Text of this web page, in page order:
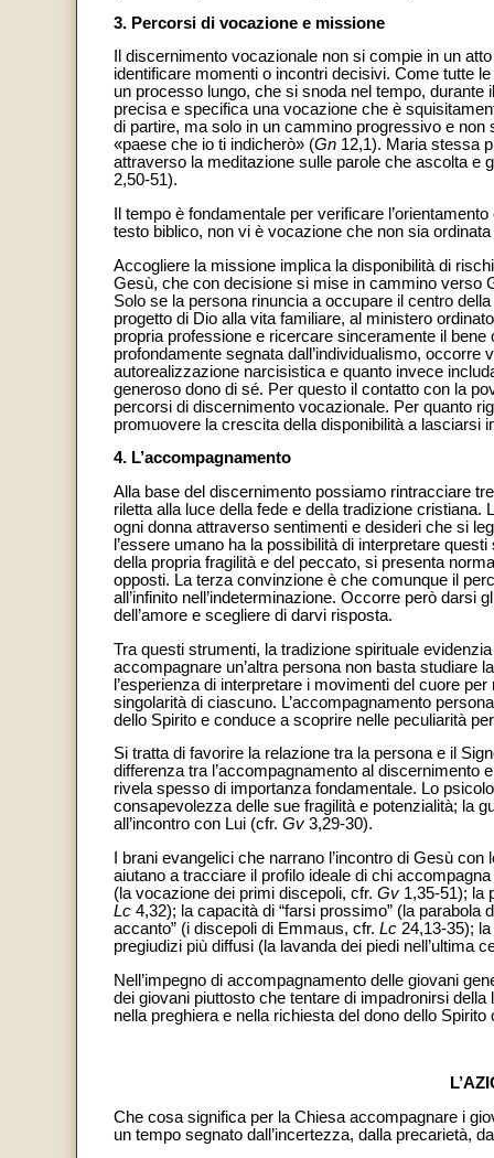
3. Percorsi di vocazione e missione
Il discernimento vocazionale non si compie in un
identificare momenti o incontri decisivi. Come tutte
un processo lungo, che si snoda nel tempo,
precisa e specifica una vocazione che è
di partire, ma solo in un cammino progressivo e
«paese che io ti indicherò» (Gn 12,1). Maria stessa
attraverso la meditazione sulle parole che ascolta e
2,50-51).
Il tempo è fondamentale per verificare
testo biblico, non vi è vocazione che non sia
Accogliere la missione implica la disponibilità di
Gesù, che con decisione si mise in cammino verso
Solo se la persona rinuncia a occupare il centro
progetto di Dio alla vita familiare, al ministero
propria professione e ricercare sinceramente il
profondamente segnata dall’individualismo,
autorealizzazione narcisistica e quanto invece
generoso dono di sé. Per questo il contatto con la
percorsi di discernimento vocazionale. Per quanto
promuovere la crescita della disponibilità a lasciarsi
4. L’accompagnamento
Alla base del discernimento possiamo rintracciare
riletta alla luce della fede e della tradizione
ogni donna attraverso sentimenti e desideri che si
l’essere umano ha la possibilità di interpretare
della propria fragilità e del peccato, si presenta
opposti. La terza convinzione è che comunque il
all’infinito nell’indeterminazione. Occorre però
dell’amore e scegliere di darvi risposta.
Tra questi strumenti, la tradizione spirituale
accompagnare un’altra persona non basta studiare
l’esperienza di interpretare i movimenti del cuore
singolarità di ciascuno. L’accompagnamento
dello Spirito e conduce a scoprire nelle peculiarità
Si tratta di favorire la relazione tra la persona e il
differenza tra l’accompagnamento al
rivela spesso di importanza fondamentale. Lo
consapevolezza delle sue fragilità e potenzialità; la
all’incontro con Lui (cfr. Gv 3,29-30).
I brani evangelici che narrano l’incontro di Gesù
aiutano a tracciare il profilo ideale di chi
(la vocazione dei primi discepoli, cfr. Gv 1,35-51); la
Lc 4,32); la capacità di “farsi prossimo” (la parabola
accanto” (i discepoli di Emmaus, cfr. Lc 24,13-35);
pregiudizi più diffusi (la lavanda dei piedi nell’ultima
Nell’impegno di accompagnamento delle giovani
dei giovani piuttosto che tentare di impadronirsi
nella preghiera e nella richiesta del dono dello
Che cosa significa per la Chiesa accompagnare i
un tempo segnato dall’incertezza, dalla precarietà,